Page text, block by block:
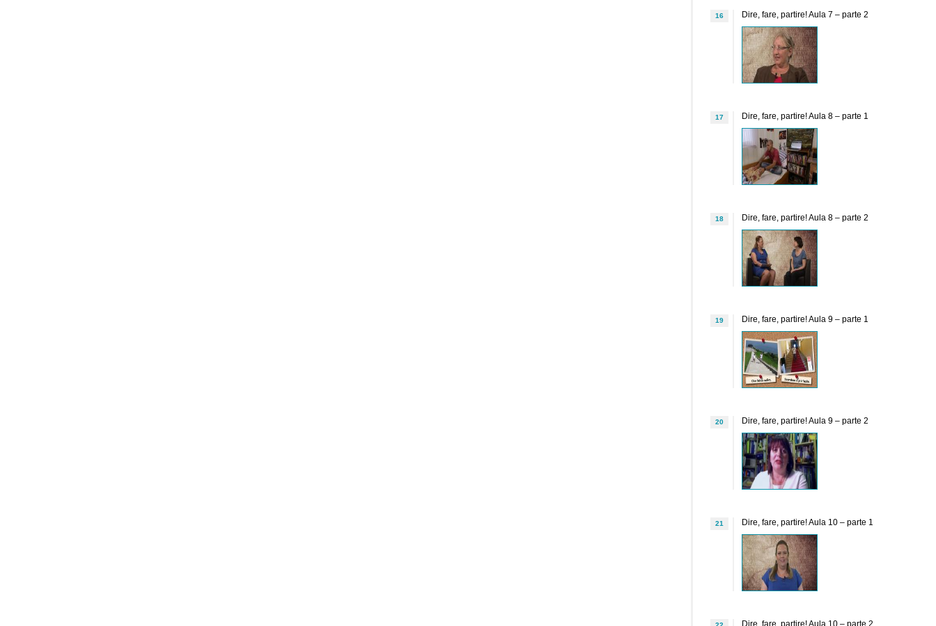
16 Dire, fare, partire! Aula 7 – parte 2
17 Dire, fare, partire! Aula 8 – parte 1
18 Dire, fare, partire! Aula 8 – parte 2
19 Dire, fare, partire! Aula 9 – parte 1
20 Dire, fare, partire! Aula 9 – parte 2
21 Dire, fare, partire! Aula 10 – parte 1
Dire, fare, partire! Aula 10 – parte 2